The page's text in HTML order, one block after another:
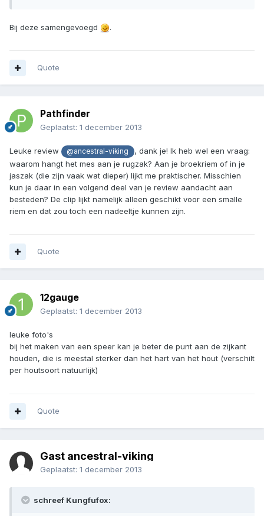
Bij deze samengevoegd .
Quote
Pathfinder
Geplaatst: 1 december 2013
Leuke review @ancestral-viking
, dank je! Ik heb wel een vraag:
waarom hangt het mes aan je rugzak? Aan je broekriem of in je
jaszak (die zijn vaak wat dieper) lijkt me praktischer. Misschien
kun je daar in een volgend deel van je review aandacht aan
besteden? De clip lijkt namelijk alleen geschikt voor een smalle
riem en dat zou toch een nadeeltje kunnen zijn.
Quote
12gauge
Geplaatst: 1 december 2013
leuke foto's
bij het maken van een speer kan je beter de punt aan de zijkant
houden, die is meestal sterker dan het hart van het hout (verschilt
per houtsoort natuurlijk)
Quote
Gast ancestral-viking
Geplaatst: 1 december 2013
schreef Kungfufox: